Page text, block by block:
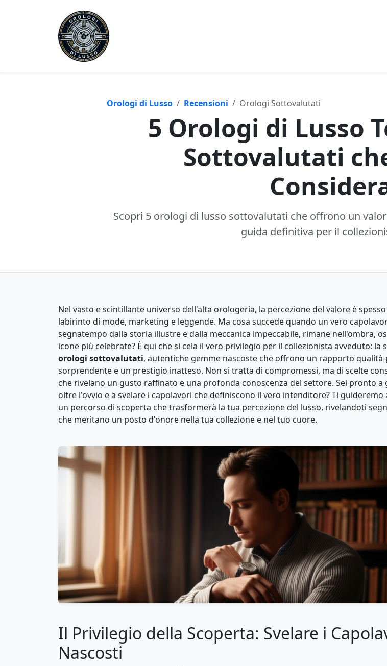
Orologi di Lusso Recensioni Orologi Sottovalutati
5 Orologi di Lusso
Sottovalutati
Scopri 5 orologi di lusso sottovalutati che offrono un
guida definitiva per il
Nel vasto e scintillante universo dell'alta orologeria, la percezione del valore è
labirinto di mode, marketing e leggende. Ma cosa succede quando un vero
segnatempo dalla storia illustre e dalla meccanica impeccabile, rimane nell'ombra,
icone più celebrate? È qui che si cela il vero privilegio per il collezionista avveduto: la
orologi sottovalutati, autentiche gemme nascoste che offrono un rapporto
sorprendente e un prestigio inatteso. Non si tratta di compromessi, ma di scelte
che rivelano un gusto raffinato e una profonda conoscenza del settore. Sei pronto a
oltre l'ovvio e a svelare i capolavori che definiscono il vero intenditore? Ti guideremo
un percorso di scoperta che trasformerà la tua percezione del lusso, rivelandoti
che meritano un posto d'onore nella tua collezione e nel tuo cuore.
Il Privilegio della Scoperta: Svelare i
Nascosti